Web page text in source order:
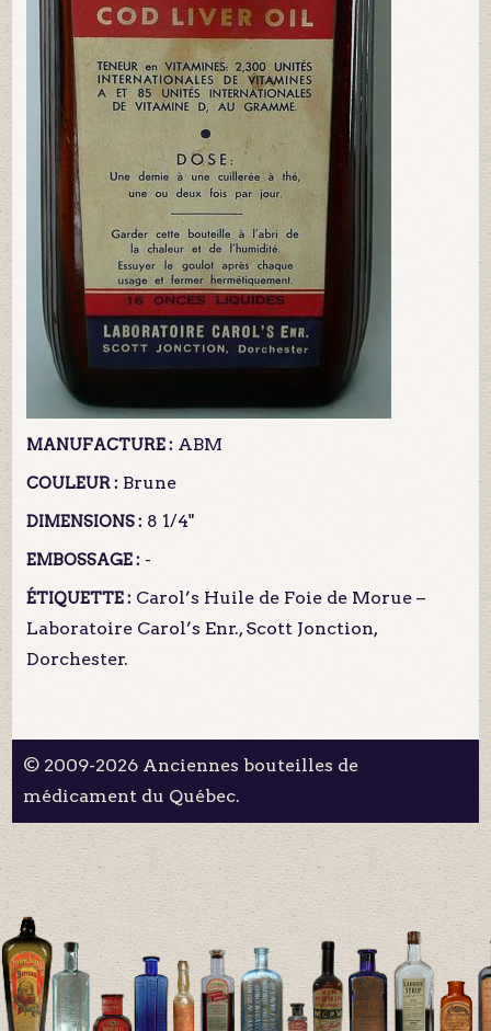
MANUFACTURE : ABM
COULEUR : Brune
DIMENSIONS : 8 1/4"
EMBOSSAGE : -
ÉTIQUETTE : Carol’s Huile de Foie de Morue –
Laboratoire Carol’s Enr., Scott Jonction,
Dorchester.
© 2009-2026 Anciennes bouteilles de
médicament du Québec.